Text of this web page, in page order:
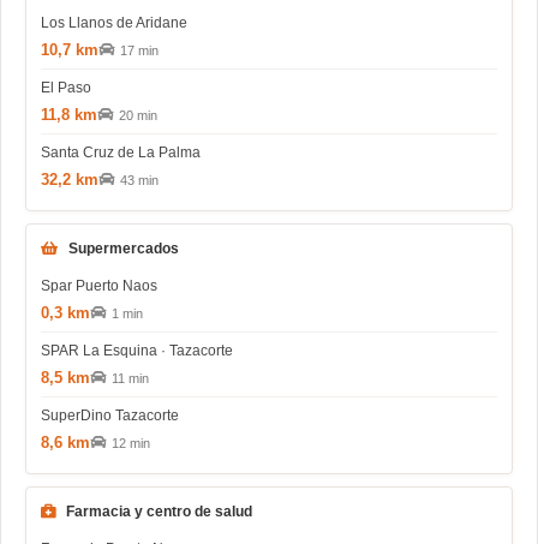
Los Llanos de Aridane
10,7 km 17 min
El Paso
11,8 km 20 min
Santa Cruz de La Palma
32,2 km 43 min
Supermercados
Spar Puerto Naos
0,3 km 1 min
SPAR La Esquina · Tazacorte
8,5 km 11 min
SuperDino Tazacorte
8,6 km 12 min
Farmacia y centro de salud